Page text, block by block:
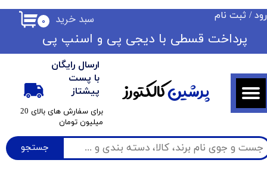
جستجو
ارسال رایگان
با پست
پیشتاز
​برای سفارش های بالای 20
میلیون تومان
۰ سبد خرید / ثبت نام
حساب کاربری من
تغییر گذر واژه
سفارشات
خروج از حساب کاربری
​​پرداخت قسطی با دیجی پی ​​​​​​​و اسنپ پی
پرشینکالکتورز